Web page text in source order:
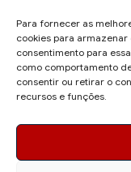
Para fornecer as
cookies para
consentimento para
como comportamento
consentir ou retirar o
recursos e funções.
FALE
Sugestões de